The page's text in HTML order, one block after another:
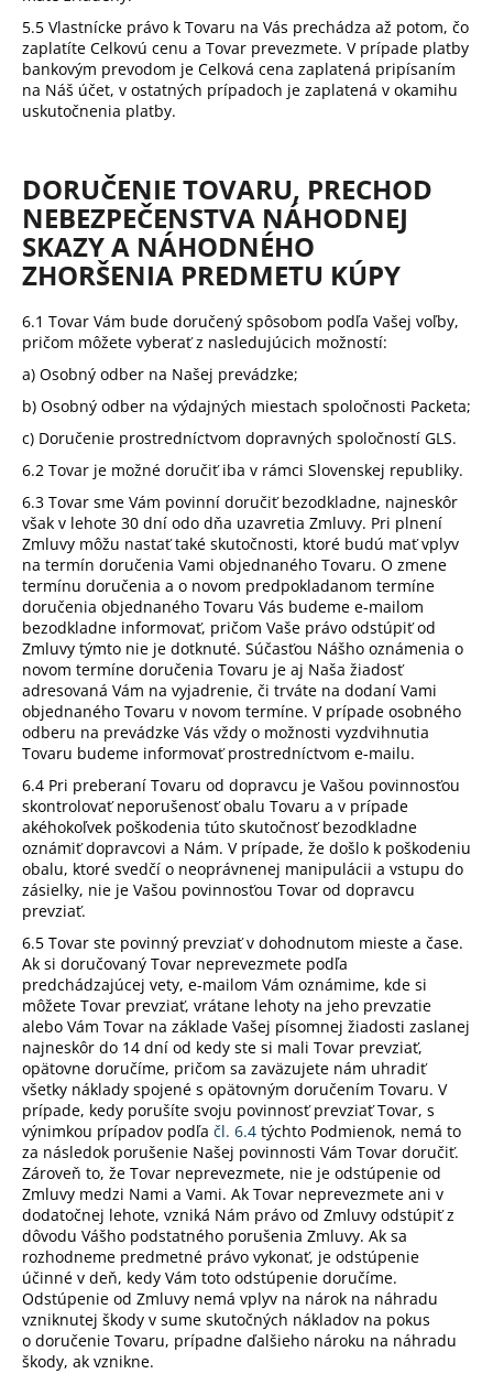
5.5 Vlastnícke právo k Tovaru na Vás prechádza až potom, čo
zaplatíte Celkovú cenu a Tovar prevezmete. V prípade platby
bankovým prevodom je Celková cena zaplatená pripísaním
na Náš účet, v ostatných prípadoch je zaplatená v okamihu
uskutočnenia platby.
DORUČENIE TOVARU, PRECHOD
NEBEZPEČENSTVA NÁHODNEJ
SKAZY A NÁHODNÉHO
ZHORŠENIA PREDMETU KÚPY
6.1 Tovar Vám bude doručený spôsobom podľa Vašej voľby,
pričom môžete vyberať z nasledujúcich možností:
a) Osobný odber na Našej prevádzke;
b) Osobný odber na výdajných miestach spoločnosti Packeta;
c) Doručenie prostredníctvom dopravných spoločností GLS.
6.2 Tovar je možné doručiť iba v rámci Slovenskej republiky.
6.3 Tovar sme Vám povinní doručiť bezodkladne, najneskôr
však v lehote 30 dní odo dňa uzavretia Zmluvy. Pri plnení
Zmluvy môžu nastať také skutočnosti, ktoré budú mať vplyv
na termín doručenia Vami objednaného Tovaru. O zmene
termínu doručenia a o novom predpokladanom termíne
doručenia objednaného Tovaru Vás budeme e-mailom
bezodkladne informovať, pričom Vaše právo odstúpiť od
Zmluvy týmto nie je dotknuté. Súčasťou Nášho oznámenia o
novom termíne doručenia Tovaru je aj Naša žiadosť
adresovaná Vám na vyjadrenie, či trváte na dodaní Vami
objednaného Tovaru v novom termíne. V prípade osobného
odberu na prevádzke Vás vždy o možnosti vyzdvihnutia
Tovaru budeme informovať prostredníctvom e-mailu.
6.4 Pri preberaní Tovaru od dopravcu je Vašou povinnosťou
skontrolovať neporušenosť obalu Tovaru a v prípade
akéhokoľvek poškodenia túto skutočnosť bezodkladne
oznámiť dopravcovi a Nám. V prípade, že došlo k poškodeniu
obalu, ktoré svedčí o neoprávnenej manipulácii a vstupu do
zásielky, nie je Vašou povinnosťou Tovar od dopravcu
prevziať.
6.5 Tovar ste povinný prevziať v dohodnutom mieste a čase.
Ak si doručovaný Tovar neprevezmete podľa
predchádzajúcej vety, e-mailom Vám oznámime, kde si
môžete Tovar prevziať, vrátane lehoty na jeho prevzatie
alebo Vám Tovar na základe Vašej písomnej žiadosti zaslanej
najneskôr do 14 dní od kedy ste si mali Tovar prevziať,
opätovne doručíme, pričom sa zaväzujete nám uhradiť
všetky náklady spojené s opätovným doručením Tovaru. V
prípade, kedy porušíte svoju povinnosť prevziať Tovar, s
výnimkou prípadov podľa čl. 6.4 týchto Podmienok, nemá to
za následok porušenie Našej povinnosti Vám Tovar doručiť.
Zároveň to, že Tovar neprevezmete, nie je odstúpenie od
Zmluvy medzi Nami a Vami. Ak Tovar neprevezmete ani v
dodatočnej lehote, vzniká Nám právo od Zmluvy odstúpiť z
dôvodu Vášho podstatného porušenia Zmluvy. Ak sa
rozhodneme predmetné právo vykonať, je odstúpenie
účinné v deň, kedy Vám toto odstúpenie doručíme.
Odstúpenie od Zmluvy nemá vplyv na nárok na náhradu
vzniknutej škody v sume skutočných nákladov na pokus
o doručenie Tovaru, prípadne ďalšieho nároku na náhradu
škody, ak vznikne.